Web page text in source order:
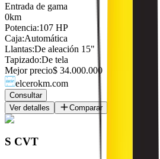
Entrada de gama
0km
Potencia:107 HP
Caja:Automática
Llantas:De aleación 15"
Tapizado:De tela
Mejor precio$ 34.000.000
elcerokm.com
Consultar
Ver detalles
Comparar
S CVT